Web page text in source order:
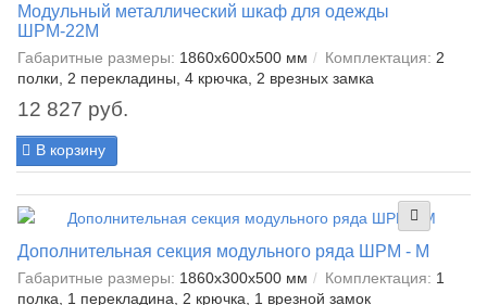
Модульный металлический шкаф для одежды
ШРМ-22М
Габаритные размеры: 1860x600x500 мм Комплектация: 2
полки, 2 перекладины, 4 крючка, 2 врезных замка
12 827 руб.
В корзину
Дополнительная секция модульного ряда ШРМ - М
Габаритные размеры: 1860x300x500 мм Комплектация: 1
полка, 1 перекладина, 2 крючка, 1 врезной замок